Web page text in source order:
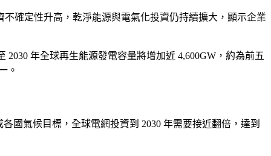
不確定性升高，乾淨能源與電氣化投資仍持續擴大，顯示企業
年全球再生能源發電容量將增加近 4,600GW，約為前五
。
國氣候目標，全球電網投資到 2030 年需要接近翻倍，達到